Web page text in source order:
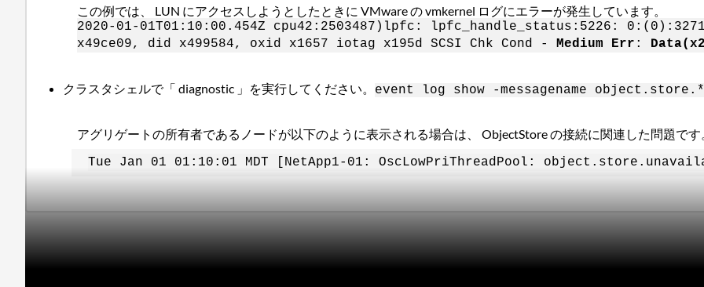
この例では、 LUN にアクセスしようとしたときに VMware の vmkernel ログにエラーが発生しています。
2020-01-01T01:10:00.454Z cpu42:2503487)lpfc: lpfc_handle_status:5226:
x49ce09, did x499584, oxid x1657 iotag x195d SCSI Chk Cond - Medium Err :
クラスタシェルで「 diagnostic 」を実行してください。 event log show -messagename
アグリゲートの所有者であるノードが以下のように表示される場合は、 ObjectStore の接続に関連した問題です
Tue Jan 01 01:10:01 MDT [NetApp1-01: OscLowPriThreadPool: